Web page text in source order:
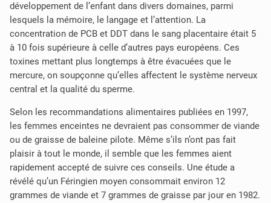
développement de l’enfant dans divers domaines, parmi
lesquels la mémoire, le langage et l’attention. La
concentration de PCB et DDT dans le sang placentaire était 5
à 10 fois supérieure à celle d’autres pays européens. Ces
toxines mettant plus longtemps à être évacuées que le
mercure, on soupçonne qu’elles affectent le système nerveux
central et la qualité du sperme.
Selon les recommandations alimentaires publiées en 1997,
les femmes enceintes ne devraient pas consommer de viande
ou de graisse de baleine pilote. Même s’ils n’ont pas fait
plaisir à tout le monde, il semble que les femmes aient
rapidement accepté de suivre ces conseils. Une étude a
révélé qu’un Féringien moyen consommait environ 12
grammes de viande et 7 grammes de graisse par jour en 1982.